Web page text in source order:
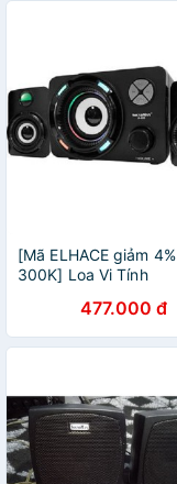
[Mã ELHACE giảm
300K] Loa Vi Tính
Chính Hãng477.000 đ